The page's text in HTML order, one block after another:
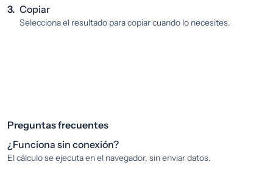
3. Copiar
Selecciona el resultado para copiar cuando lo necesites.
Preguntas frecuentes
¿Funciona sin conexión?
El cálculo se ejecuta en el navegador, sin enviar datos.